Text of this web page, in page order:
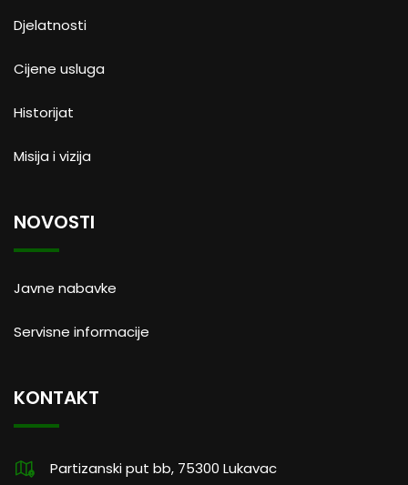
Djelatnosti
Cijene usluga
Historijat
Misija i vizija
NOVOSTI
Javne nabavke
Servisne informacije
KONTAKT
Partizanski put bb, 75300 Lukavac